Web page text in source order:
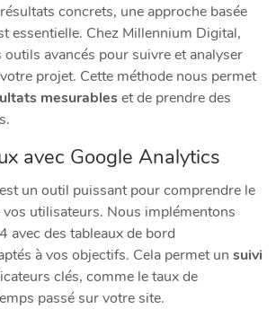
concrets, une approche basée
essentielle. Chez Millennium Digital,
avancés pour suivre et analyser
projet. Cette méthode nous permet
mesurableset de prendre des
avec Google Analytics
un outil puissant pour comprendre le
utilisateurs. Nous implémentons
avec des tableaux de bord
à vos objectifs. Cela permet un suivi
clés, comme le taux de
passé sur votre site.